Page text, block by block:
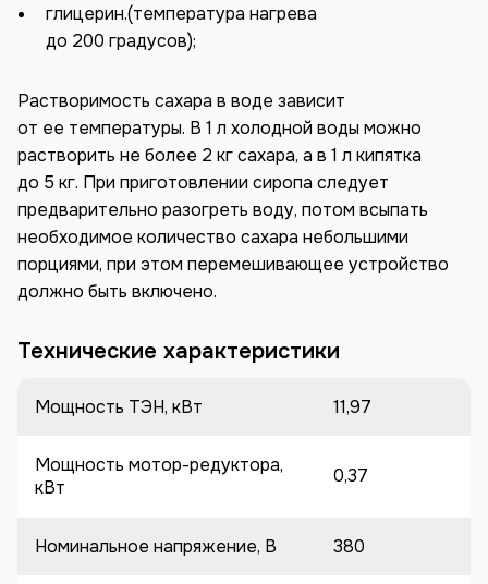
глицерин.(температура нагрева
до 200 градусов);
Растворимость сахара в воде зависит
от ее температуры. В 1 л холодной воды можно
растворить не более 2 кг сахара, а в 1 л кипятка
до 5 кг. При приготовлении сиропа следует
предварительно разогреть воду, потом всыпать
необходимое количество сахара небольшими
порциями, при этом перемешивающее устройство
должно быть включено.
Технические характеристики
Мощность ТЭН, кВт 11,97
Мощность мотор-редуктора,
кВт
0,37
Номинальное напряжение, В 380